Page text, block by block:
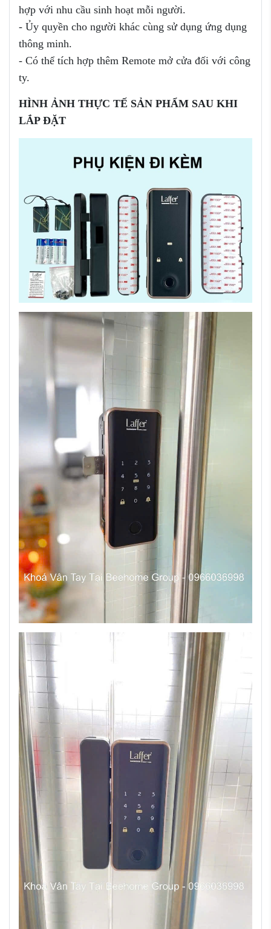
hợp với nhu cầu sinh hoạt mỗi người.
- Ủy quyền cho người khác cùng sử dụng ứng dụng
thông minh.
- Có thể tích hợp thêm Remote mở cửa đối với công
ty.
HÌNH ẢNH THỰC TẾ SẢN PHẨM SAU KHI
LẮP ĐẶT